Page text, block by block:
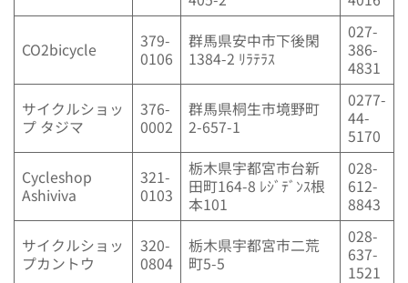
CO2bicycle
379-
0106
群馬県安中市下後閑
1384-2 ﾘﾗﾃﾗｽ
027-
386-
4831
サイクルショッ
プ タジマ
376-
0002
群馬県桐生市境野町
2-657-1
0277-
44-
5170
Cycleshop
Ashiviva
321-
0103
栃木県宇都宮市台新
田町164-8 ﾚｼﾞﾃﾞﾝｽ根
本101
028-
612-
8843
サイクルショッ
プカントウ
320-
0804
栃木県宇都宮市二荒
町5-5
028-
637-
1521